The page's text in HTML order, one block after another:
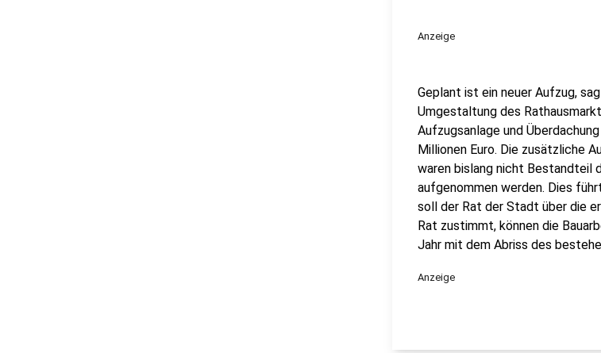
Anzeige
Geplant ist ein neuer Aufzug,
Umgestaltung des
Aufzugsanlage und
Millionen Euro. Die zusätzliche
waren bislang nicht Bestandteil
aufgenommen werden. Dies
soll der Rat der Stadt über die
Rat zustimmt, können die
Jahr mit dem Abriss des
Anzeige